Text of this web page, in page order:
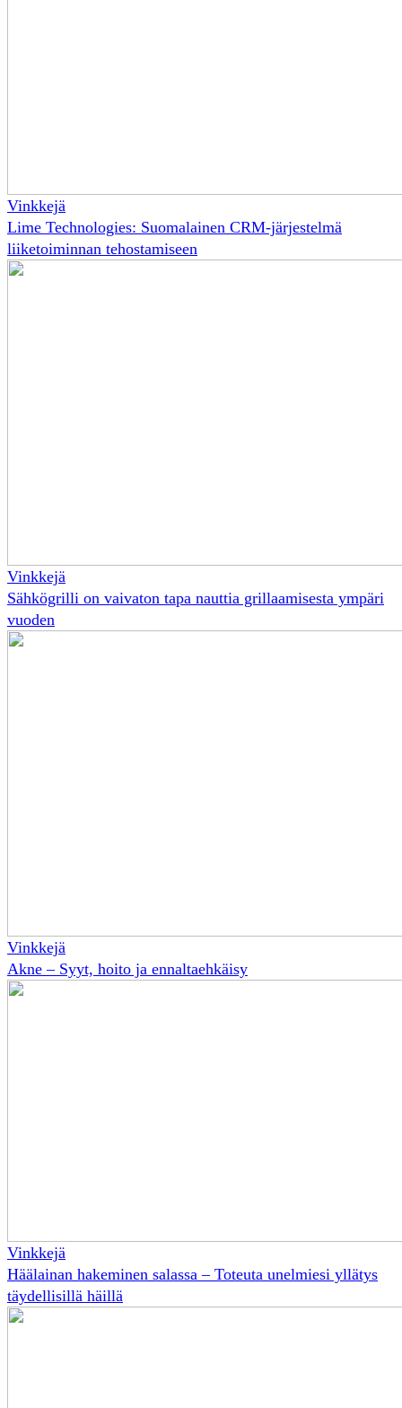
Vinkkejä
Lime Technologies: Suomalainen CRM-järjestelmä
liiketoiminnan tehostamiseen
Vinkkejä
Sähkögrilli on vaivaton tapa nauttia grillaamisesta ympäri
vuoden
Vinkkejä
Akne – Syyt, hoito ja ennaltaehkäisy
Vinkkejä
Häälainan hakeminen salassa – Toteuta unelmiesi yllätys
täydellisillä häillä